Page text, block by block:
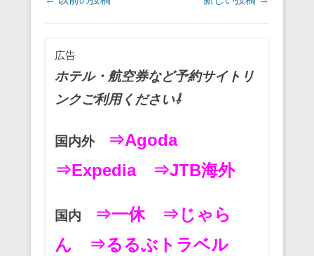
k
広告
ホテル・航空券など予約サイトリ
ンクご利用ください⇩
国内外
⇒Agoda
⇒Expedia
⇒JTB海外
国内 ⇒一休
⇒じゃら
ん
⇒るるぶトラベル